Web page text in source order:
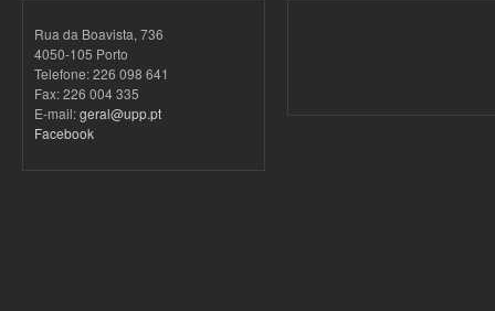
Rua da Boavista, 736
4050-105 Porto
Telefone: 226 098 641
Fax: 226 004 335
E-mail:geral@upp.pt
Facebook